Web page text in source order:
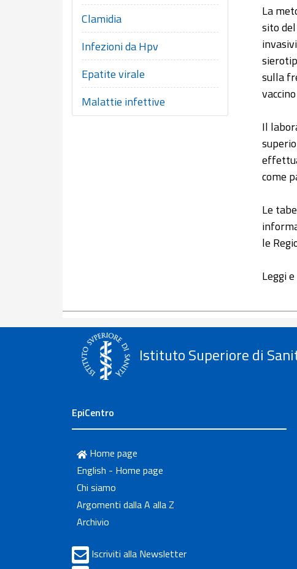
Clamidia
Infezioni da Hpv
Epatite virale
Malattie infettive
La
sito
sulla
Il
come
Le
le
Leggi
Istituto Superiore di
EpiCentro
Home page
English - Home page
Chi siamo
Argomenti dalla A alla Z
Archivio
Iscriviti alla Newsletter